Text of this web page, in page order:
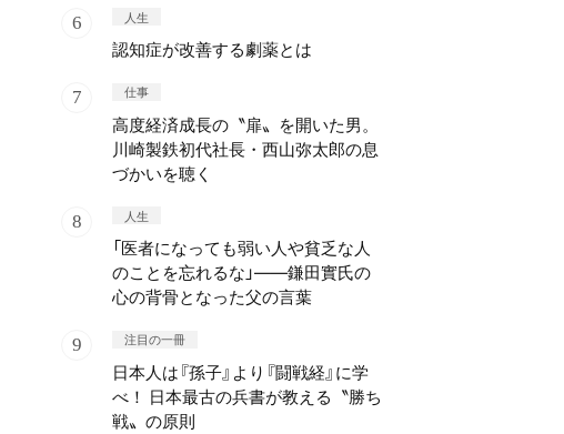
人生
認知症が改善する劇薬とは
仕事
高度経済成長の〝扉〟を開いた男。
川崎製鉄初代社長・西山弥太郎の息
づかいを聴く
人生
「医者になっても弱い人や貧乏な人
のことを忘れるな」——鎌田實氏の
心の背骨となった父の言葉
注目の一冊
日本人は『孫子』より『闘戦経』に学
べ！ 日本最古の兵書が教える〝勝ち
戦〟の原則